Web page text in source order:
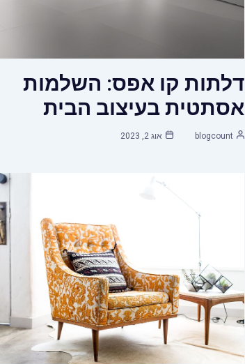
דלתות קו אפס: השלמות
אסתטית בעיצוב הבית
blogcount אוג 2, 2023